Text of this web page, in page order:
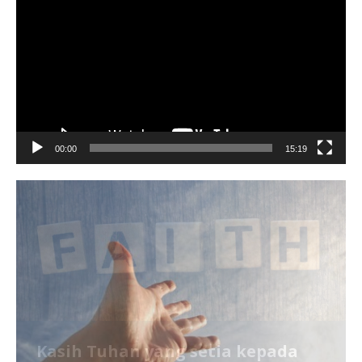
00:00 15:19
Kasih Tuhan yang setia kepada